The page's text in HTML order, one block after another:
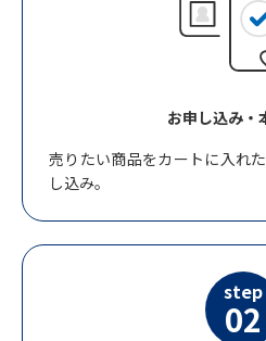
お申し込み・
売りたい商品をカートに入れ
し込み。
step
02